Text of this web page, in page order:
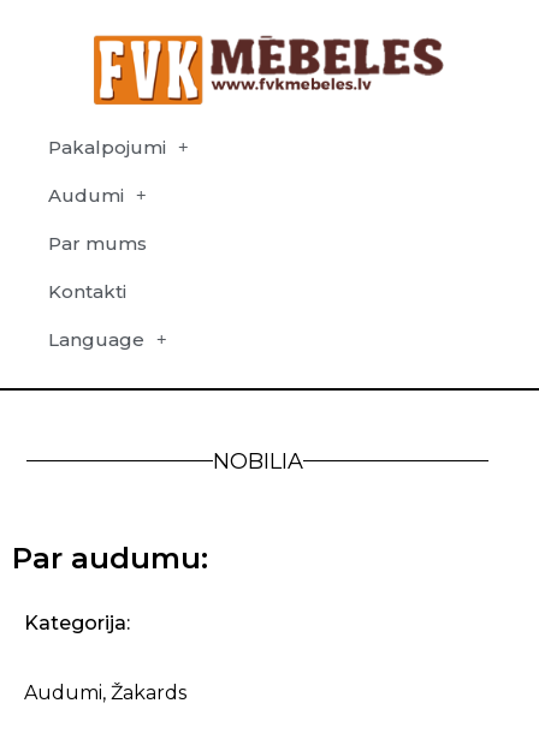
Pakalpojumi
Audumi
Par mums
Kontakti
Language
NOBILIA
Par audumu:
Kategorija:
Audumi, Žakards